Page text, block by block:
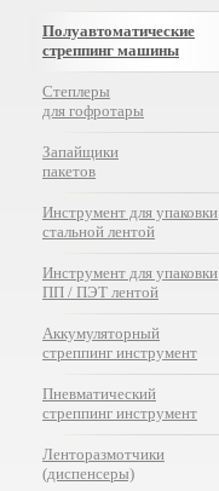
Полуавтоматические
стреппинг машины
Степлеры
для гофротары
Запайщики
пакетов
Инструмент для упаковки
стальной лентой
Инструмент для упаковки
ПП / ПЭТ лентой
Аккумуляторный
стреппинг инструмент
Пневматический
стреппинг инструмент
Ленторазмотчики
(диспенсеры)